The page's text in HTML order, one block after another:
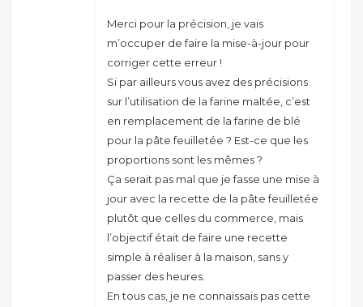
Merci pour la précision, je vais
m’occuper de faire la mise-à-jour pour
corriger cette erreur !
Si par ailleurs vous avez des précisions
sur l’utilisation de la farine maltée, c’est
en remplacement de la farine de blé
pour la pâte feuilletée ? Est-ce que les
proportions sont les mêmes ?
Ça serait pas mal que je fasse une mise à
jour avec la recette de la pâte feuilletée
plutôt que celles du commerce, mais
l’objectif était de faire une recette
simple à réaliser à la maison, sans y
passer des heures.
En tous cas, je ne connaissais pas cette